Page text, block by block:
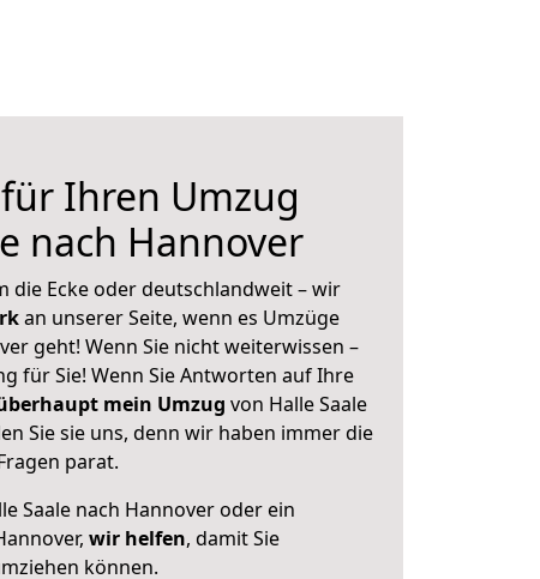
Ihren Umzug
nach Hannover
die Ecke oder deutschlandweit – wir
an unserer Seite, wenn es Umzüge
geht! Wenn Sie nicht weiterwissen –
für Sie! Wenn Sie Antworten auf Ihre
mein Umzug von Halle Saale
Sie sie uns, denn wir haben immer die
parat.
Saale nach Hannover oder ein
wir helfen, damit Sie
können.